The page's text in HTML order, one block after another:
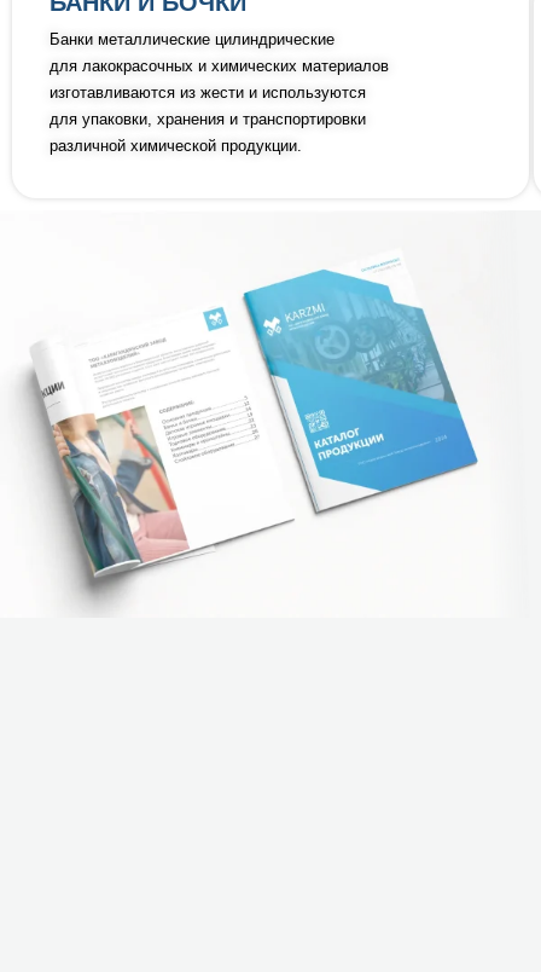
Банки металлические цилиндрические
для лакокрасочных и химических материалов
изготавливаются из жести и используются
для упаковки, хранения и транспортировки
различной химической продукции.